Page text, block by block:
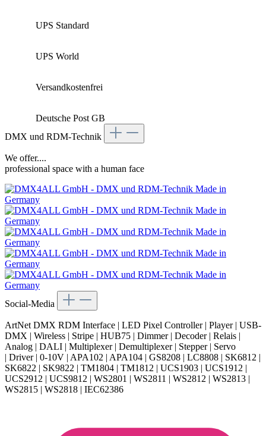
UPS Standard
UPS World
Versandkostenfrei
Deutsche Post GB
DMX und RDM-Technik
We offer....
professional space with a human face
Social-Media
ArtNet DMX RDM Interface | LED Pixel Controller | Player | USB-
DMX | Wireless | Stripe | HUB75 | Dimmer | Decoder | Relais |
Analog | DALI | Multiplexer | Demultiplexer | Stepper | Servo
| Driver | 0-10V | APA102 | APA104 | GS8208 | LC8808 | SK6812 |
SK6822 | SK9822 | TM1804 | TM1812 | UCS1903 | UCS1912 |
UCS2912 | UCS9812 | WS2801 | WS2811 | WS2812 | WS2813 |
WS2815 | WS2818 | IEC62386